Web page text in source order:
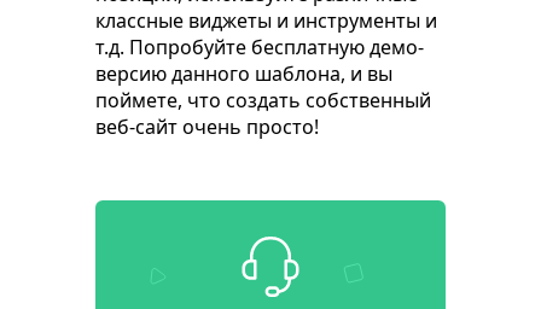
классные виджеты и инструменты и
т.д. Попробуйте бесплатную демо-
версию данного шаблона, и вы
поймете, что создать собственный
веб-сайт очень просто!